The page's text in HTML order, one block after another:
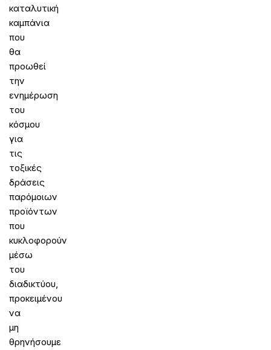
καταλυτική
καμπάνια
που
θα
προωθεί
την
ενημέρωση
του
κόσμου
για
τις
τοξικές
δράσεις
παρόμοιων
προϊόντων
που
κυκλοφορούν
μέσω
του
διαδικτύου,
προκειμένου
να
μη
θρηνήσουμε